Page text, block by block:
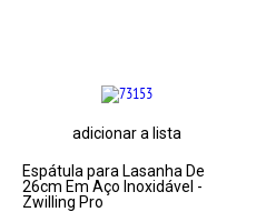
adicionar a lista
Espátula para Lasanha De
26cm Em Aço Inoxidável -
Zwilling Pro